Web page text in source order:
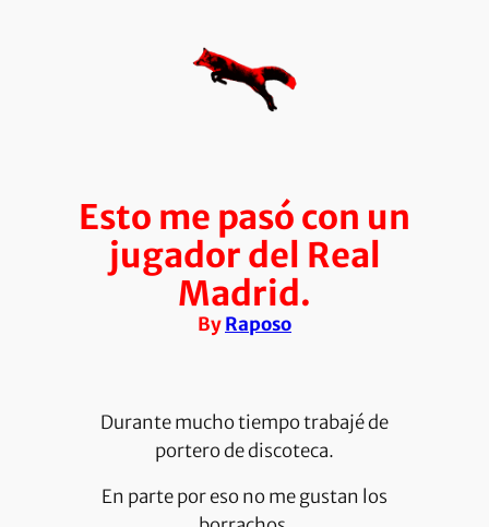
Esto me pasó con un
jugador del Real
Madrid.
ByRaposo
Durante mucho tiempo trabajé de
portero de discoteca.
En parte por eso no me gustan los